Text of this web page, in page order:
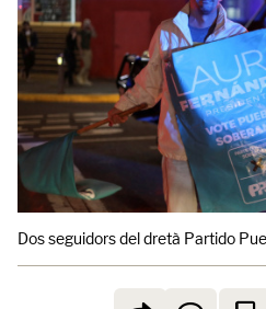
Dos seguidors del dretà Partido